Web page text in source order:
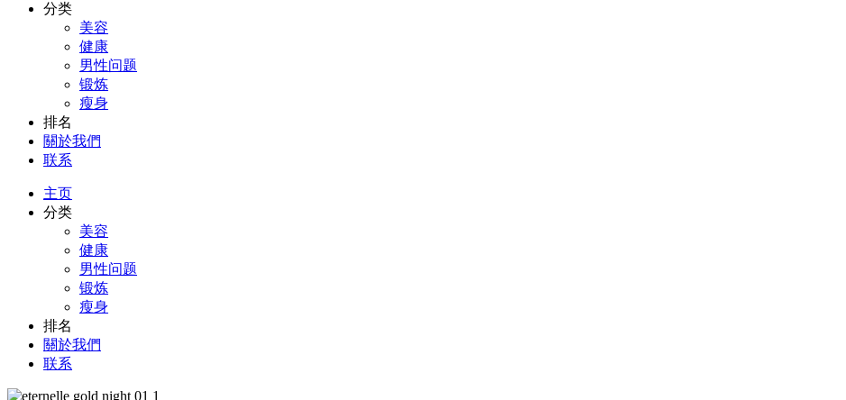
分类
美容
健康
男性问题
锻炼
瘦身
排名
關於我們
联系
主页
分类
美容
健康
男性问题
锻炼
瘦身
排名
關於我們
联系